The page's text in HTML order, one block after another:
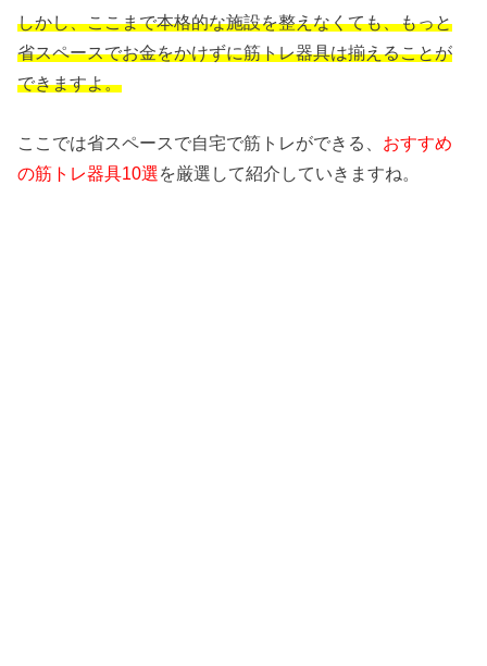
しかし、ここまで本格的な施設を整えなくても、もっと
省スペースでお金をかけずに筋トレ器具は揃えることが
できますよ。
ここでは省スペースで自宅で筋トレができる、 おすすめ
の筋トレ器具10選を厳選して紹介していきますね。